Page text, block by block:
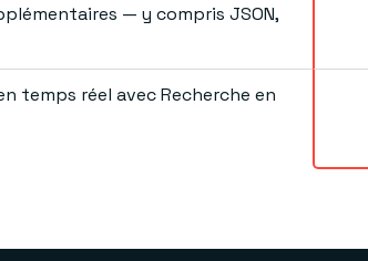
— y compris JSON,
temps réel avec Recherche en